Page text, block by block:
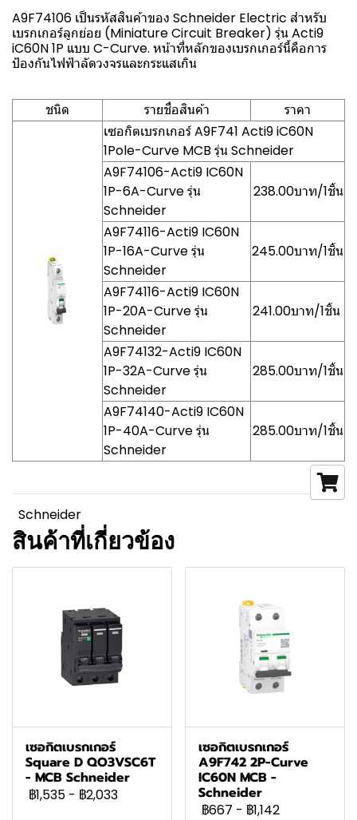
A9F74106 เป็นรหัสสินค้าของ Schneider Electric สำหรับ
เบรกเกอร์ลูกย่อย (Miniature Circuit Breaker) รุ่น Acti9
iC60N 1P แบบ C-Curve. หน้าที่หลักของเบรกเกอร์นี้คือการ
ป้องกันไฟฟ้าลัดวงจรและกระแสเกิน
ชนิด รายชื่อสินค้า
ราคา
เซอกิตเบรกเกอร์ A9F741 Acti9 iC60N
1Pole-Curve MCB รุ่น Schneider
A9F74106-Acti9 IC60N
1P-6A-Curve รุ่น
Schneider
238.00บาท/1ชิ้น
A9F74116-Acti9 IC60N
1P-16A-Curve รุ่น
Schneider
245.00บาท/1ชิ้น
A9F74116-Acti9 IC60N
1P-20A-Curve รุ่น
Schneider
241.00บาท/1ชิ้น
A9F74132-Acti9 IC60N
1P-32A-Curve รุ่น
Schneider
285.00บาท/1ชิ้น
A9F74140-Acti9 IC60N
1P-40A-Curve รุ่น
Schneider
285.00บาท/1ชิ้น
Schneider
สินค้าที่เกี่ยวข้อง
เซอกิตเบรกเกอร์
Square D QO3VSC6T
- MCB Schneider
฿1,535 - ฿2,033
เซอกิตเบรกเกอร์
A9F742 2P-Curve
IC60N MCB -
Schneider
฿667 - ฿1,142